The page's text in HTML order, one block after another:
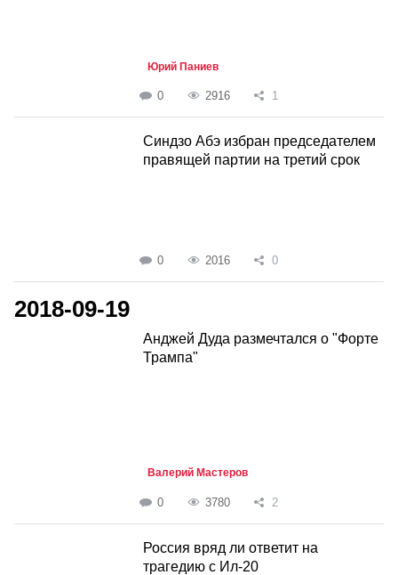
Юрий Паниев
0 2916 1
Синдзо Абэ избран председателем
правящей партии на третий срок
0 2016 0
2018-09-19
Анджей Дуда размечтался о "Форте
Трампа"
Валерий Мастеров
0 3780 2
Россия вряд ли ответит на
трагедию с Ил-20